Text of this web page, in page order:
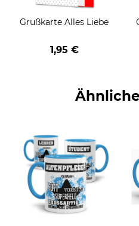
Grußkarte Alles Liebe
1,95 €